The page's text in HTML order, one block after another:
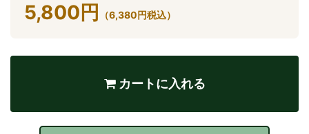
5,800 円 （6,380円税込）
カートに入れる